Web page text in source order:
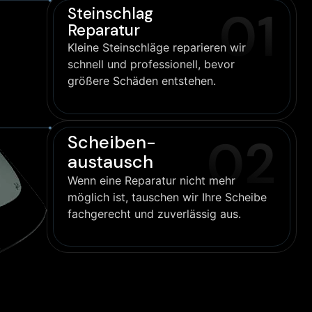
01
Steinschlag
Reparatur
Kleine Steinschläge reparieren wir
schnell und professionell, bevor
größere Schäden entstehen.
02
Scheiben-
austausch
Wenn eine Reparatur nicht mehr
möglich ist, tauschen wir Ihre Scheibe
fachgerecht und zuverlässig aus.